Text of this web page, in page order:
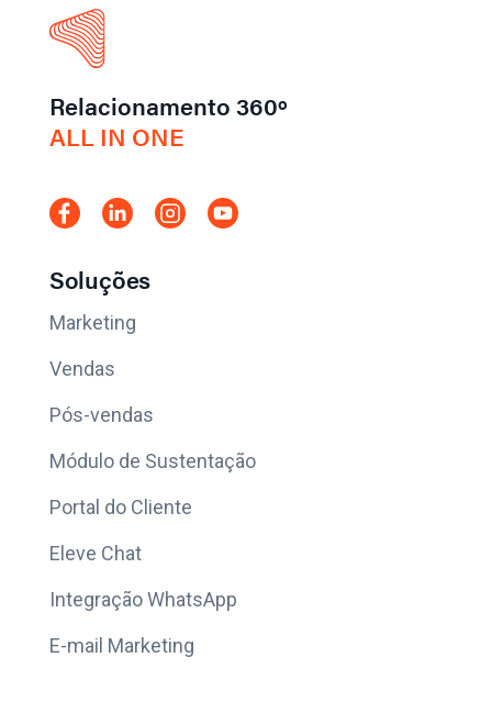
Relacionamento 360º
ALL IN ONE
Soluções
Marketing
Vendas
Pós-vendas
Módulo de Sustentação
Portal do Cliente
Eleve Chat
Integração WhatsApp
E-mail Marketing